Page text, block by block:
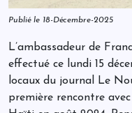
Publié le 18-Décembre-2025
L’ambassadeur de
effectué ce lundi 15
locaux du journal Le
première rencontre